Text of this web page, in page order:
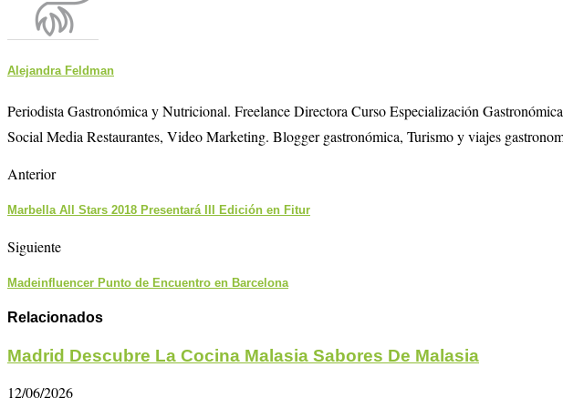
Alejandra Feldman
Periodista Gastronómica y Nutricional. Freelance Directora Curso Especialización
Social Media Restaurantes, Video Marketing. Blogger gastronómica, Turismo y viajes
Anterior
Marbella All Stars 2018 Presentará III Edición en Fitur
Siguiente
Madeinfluencer Punto de Encuentro en Barcelona
Relacionados
Madrid Descubre La Cocina Malasia Sabores De Malasia
12/06/2026